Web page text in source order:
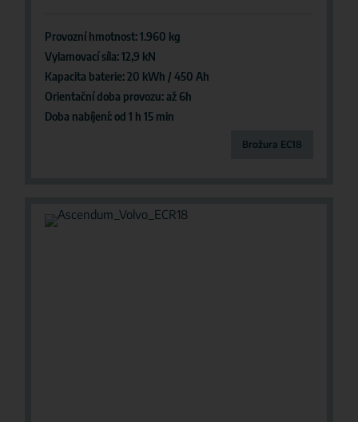
Provozní hmotnost: 1.960 kg
Vylamovací síla: 12,9 kN
Kapacita baterie: 20 kWh / 450 Ah
Orientační doba provozu: až 6h
Doba nabíjení: od 1 h 15 min
Brožura EC18